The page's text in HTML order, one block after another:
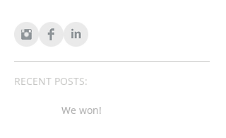
RECENT POSTS:
We won!